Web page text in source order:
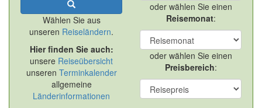
Wählen Sie aus
unseren Reiseländern.
Hier finden Sie auch:
unsere Reiseübersicht
unseren Terminkalender
allgemeine
Länderinformationen
oder wählen Sie einen
Reisemonat:
oder wählen Sie einen
Preisbereich: